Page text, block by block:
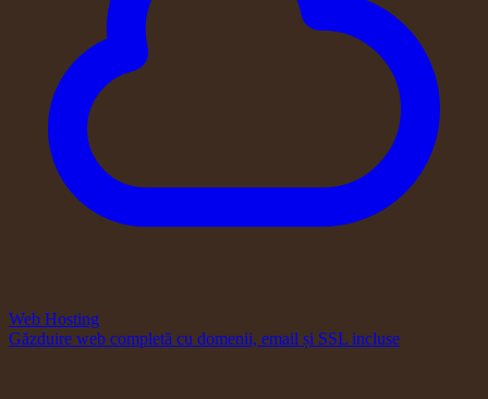
Web Hosting
Găzduire web completă cu domenii, email și SSL incluse